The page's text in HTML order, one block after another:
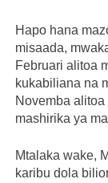
Hapo hana
misaada,
Februari alitoa
kukabiliana na
Novemba
mashirika ya
Mtalaka wake,
karibu dola